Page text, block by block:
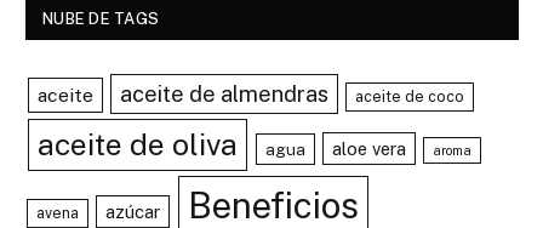
NUBE DE TAGS
aceite aceite de almendras aceite de coco
aceite de oliva agua aloe vera aroma
avena azúcar Beneficios